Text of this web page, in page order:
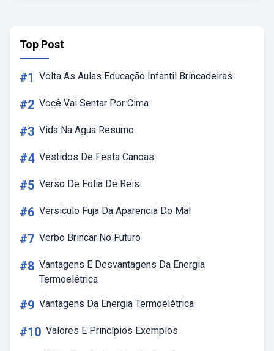
Top Post
#1 Volta As Aulas Educação Infantil Brincadeiras
#2 Você Vai Sentar Por Cima
#3 Vida Na Agua Resumo
#4 Vestidos De Festa Canoas
#5 Verso De Folia De Reis
#6 Versiculo Fuja Da Aparencia Do Mal
#7 Verbo Brincar No Futuro
#8 Vantagens E Desvantagens Da Energia
Termoelétrica
#9 Vantagens Da Energia Termoelétrica
#10 Valores E Princípios Exemplos